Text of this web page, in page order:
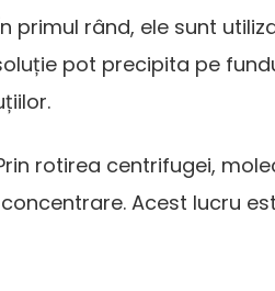
primul rând, ele sunt
pot precipita pe
rotirea centrifugei,
Acest lucru